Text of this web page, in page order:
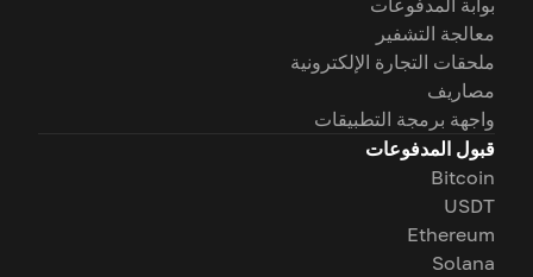
بوابة المدفوعات
معالجة التشفير
ملحقات التجارة الإلكترونية
مصاريف
واجهة برمجة التطبيقات
قبول المدفوعات
Bitcoin
USDT
Ethereum
Solana